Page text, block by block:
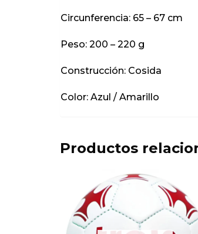
Circunferencia: 65 – 67 cm
Peso: 200 – 220 g
Construcción: Cosida
Color: Azul / Amarillo
Productos